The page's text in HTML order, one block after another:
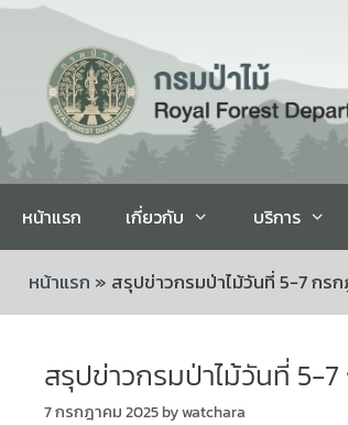
หน้าแรก เกี่ยวกับ บริการ
หน้าแรก » สรุปข่าวกรมป่าไม้วันที่ 5-7 กร
สรุปข่าวกรมป่าไม้วันที่ 5-
7 กรกฎาคม 2025bywatchara